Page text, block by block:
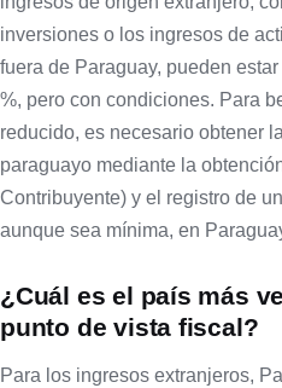
inversiones o los ingresos de
fuera de Paraguay, pueden
%, pero con condiciones. Para
reducido, es necesario obtener
paraguayo mediante la
Contribuyente) y el registro de
aunque sea mínima, en
¿Cuál es el país más
punto de vista fiscal?
Para los ingresos extranjeros,